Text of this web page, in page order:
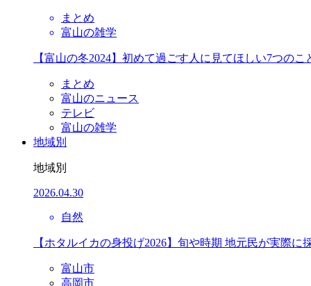
まとめ
富山の雑学
【富山の冬2024】初めて過ごす人に見てほしい7つのこ
まとめ
富山のニュース
テレビ
富山の雑学
地域別
地域別
2026.04.30
自然
【ホタルイカの身投げ2026】旬や時期 地元民が実際に
富山市
高岡市